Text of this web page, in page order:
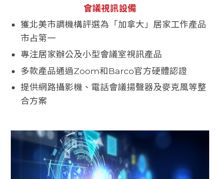
會議視訊設備
獲北美市調機構評選為「加拿大」居家工作產品
市占第一
專注居家辦公及小型會議室視訊產品
多款產品通過Zoom和Barco官方硬體認證
提供網路攝影機、電話會議揚聲器及麥克風等整
合方案